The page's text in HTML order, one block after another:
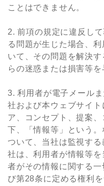
ことはできません。
2. 前項の規定に違反し
る問題が⽣じた場合、
いて、その問題を解決
らの迷惑または損害等を
3. 利⽤者が電⼦メール
社および本ウェブサイ
ア、コンセプト、提案
下、「情報等」という
ついて、当社は監視す
社は、利⽤者が情報等
者がその情報に関する
び第28条に定める権利